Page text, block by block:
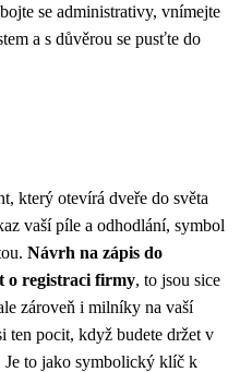
se administrativy, vnímejte
a s důvěrou se pusťte do
který otevírá dveře do světa
vaší píle a odhodlání, symbol
Návrh na zápis do
o registraci firmy, to jsou sice
zároveň i milníky na vaší
ten pocit, když budete držet v
Je to jako symbolický klíč k